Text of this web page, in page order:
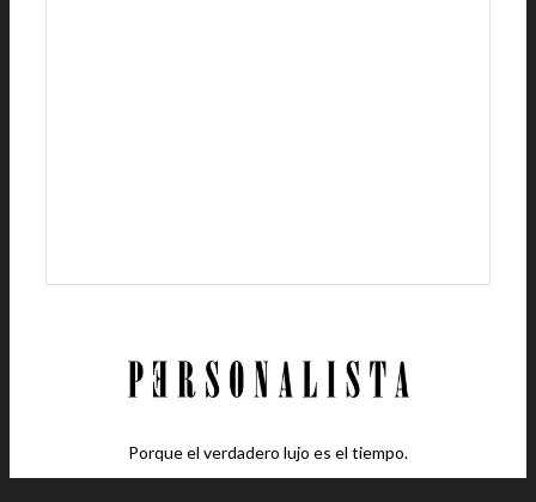
Porque el verdadero lujo es el tiempo.